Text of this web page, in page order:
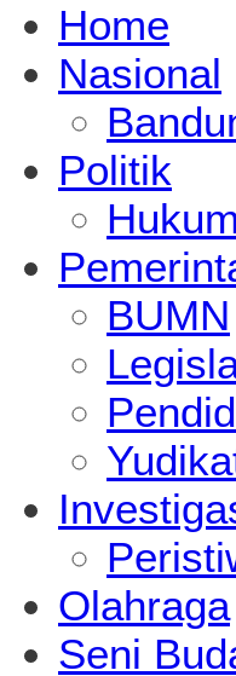
Home
Nasional
Politik
BUMN
Olahraga
Seni